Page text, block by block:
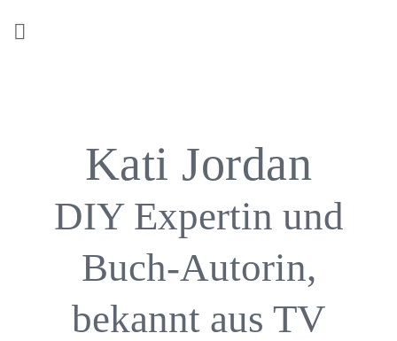
Kati Jordan
DIY Expertin und
Buch-Autorin,
bekannt aus TV